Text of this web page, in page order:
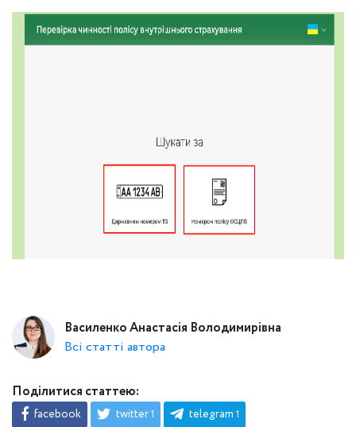
Василенко Анастасія Володимирівна
Всі статті автора
Поділитися статтею:
facebook twitter1 telegram 1